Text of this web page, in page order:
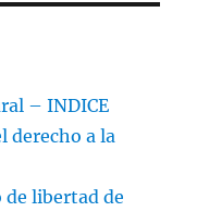
– INDICE
derecho a la
libertad de